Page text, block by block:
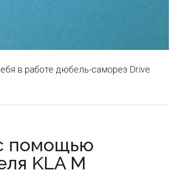
в работе дюбель-саморез Drive
помощью
KLA M